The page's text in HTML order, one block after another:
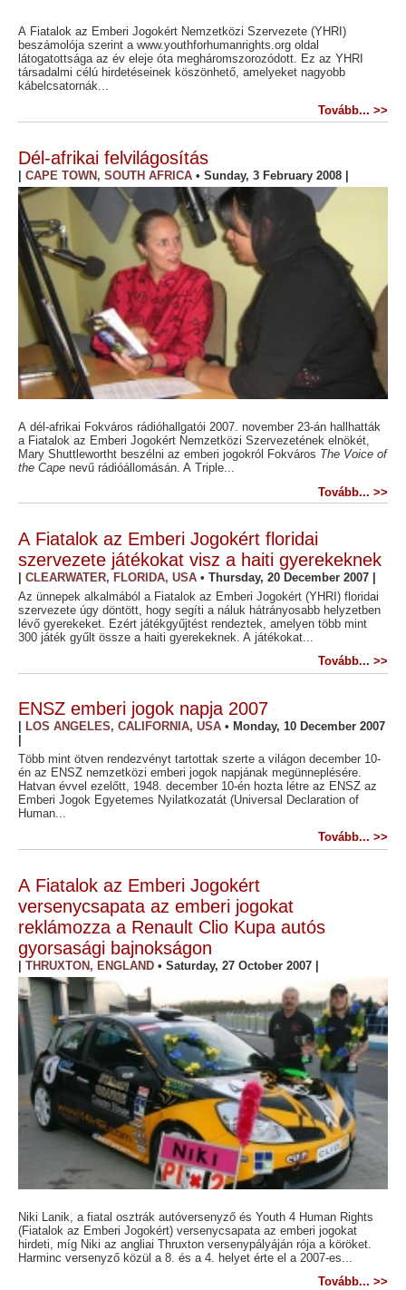
A Fiatalok az Emberi Jogokért Nemzetközi Szervezete (YHRI)
beszámolója szerint a www.youthforhumanrights.org oldal
látogatottsága az év eleje óta megháromszorozódott. Ez az YHRI
társadalmi célú hirdetéseinek köszönhető, amelyeket nagyobb
kábelcsatornák...
Tovább... >>
Dél-afrikai felvilágosítás
CAPE TOWN, SOUTH AFRICA • Sunday, 3 February 2008
A dél-afrikai Fokváros rádióhallgatói 2007. november 23-án hallhatták
a Fiatalok az Emberi Jogokért Nemzetközi Szervezetének elnökét,
Mary Shuttlewortht beszélni az emberi jogokról Fokváros The Voice of
the Cape nevű rádióállomásán. A Triple...
Tovább... >>
A Fiatalok az Emberi Jogokért floridai
szervezete játékokat visz a haiti gyerekeknek
CLEARWATER, FLORIDA, USA • Thursday, 20 December 2007
Az ünnepek alkalmából a Fiatalok az Emberi Jogokért (YHRI) floridai
szervezete úgy döntött, hogy segíti a náluk hátrányosabb helyzetben
lévő gyerekeket. Ezért játékgyűjtést rendeztek, amelyen több mint
300 játék gyűlt össze a haiti gyerekeknek. A játékokat...
Tovább... >>
ENSZ emberi jogok napja 2007
LOS ANGELES, CALIFORNIA, USA • Monday, 10 December 2007
Több mint ötven rendezvényt tartottak szerte a világon december 10-
én az ENSZ nemzetközi emberi jogok napjának megünneplésére.
Hatvan évvel ezelőtt, 1948. december 10-én hozta létre az ENSZ az
Emberi Jogok Egyetemes Nyilatkozatát (Universal Declaration of
Human...
Tovább... >>
A Fiatalok az Emberi Jogokért
versenycsapata az emberi jogokat
reklámozza a Renault Clio Kupa autós
gyorsasági bajnokságon
| THRUXTON, ENGLAND • Saturday, 27 October 2007 |
Niki Lanik, a fiatal osztrák autóversenyző és Youth 4 Human Rights
(Fiatalok az Emberi Jogokért) versenycsapata az emberi jogokat
hirdeti, míg Niki az angliai Thruxton versenypályáján rója a köröket.
Harminc versenyző közül a 8. és a 4. helyet érte el a 2007-es...
Tovább... >>